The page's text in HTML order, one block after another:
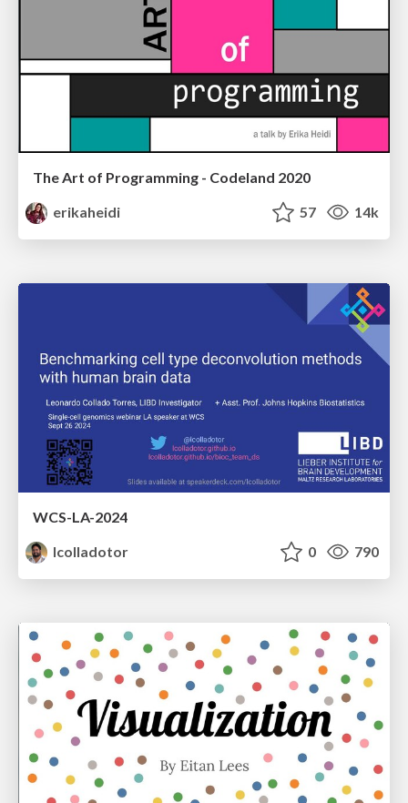
The Art of Programming - Codeland 2020
erikaheidi
57 14k
WCS-LA-2024
lcolladotor
0 790